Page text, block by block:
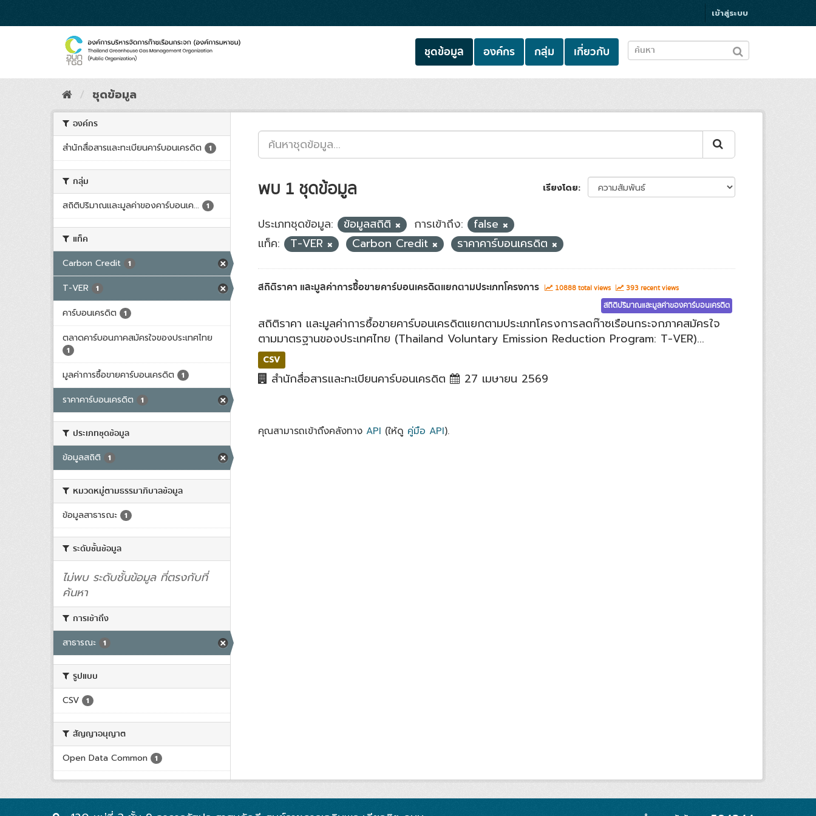
to
เข้าสู่ระบบ
ชุดข้อมูล องค์กร กลุ่ม เกี่ยวกับ
ชุดข้อมูล
องค์กร
สำนักสื่อสารและทะเบียนคาร์บอนเครดิต 1
กลุ่ม
สถิติปริมาณและมูลค่าของคาร์บอนเค... 1
แท็ค
Carbon Credit 1
T-VER 1
คาร์บอนเครดิต 1
ตลาดคาร์บอนภาคสมัครใจของประเทศไทย
1
มูลค่าการซื้อขายคาร์บอนเครดิต 1
ราคาคาร์บอนเครดิต 1
ประเภทชุดข้อมูล
ข้อมูลสถิติ 1
หมวดหมู่ตามธรรมาภิบาลข้อมูล
ข้อมูลสาธารณะ 1
ระดับชั้นข้อมูล
ไม่พบ ระดับชั้นข้อมูล ที่ตรงกับที่
ค้นหา
การเข้าถึง
สาธารณะ 1
รูปแบบ
CSV 1
สัญญาอนุญาต
Open Data Common 1
เรียงโดย
พบ 1 ชุดข้อมูล
ประเภทชุดข้อมูล: ข้อมูลสถิติ การเข้าถึง:
false
แท็ค:
T-VER Carbon Credit ราคาคาร์บอนเครดิต
สถิติราคา และมูลค่าการซื้อขายคาร์บอนเครดิตแยกตามประเภทโครงการ 10888 total views 393 recent views
สถิติปริมาณและมูลค่าของคาร์บอนเครดิต
สถิติราคา และมูลค่าการซื้อขายคาร์บอนเครดิตแยกตามประเภทโครงการลดก๊าซเรือนกระจกภาคสมัครใจ
ตามมาตรฐานของประเทศไทย (Thailand Voluntary Emission Reduction Program: T-VER)...
CSV
สำนักสื่อสารและทะเบียนคาร์บอนเครดิต 27 เมษายน 2569
คุณสามารถเข้าถึงคลังทาง API (ให้ดู คู่มือ API).